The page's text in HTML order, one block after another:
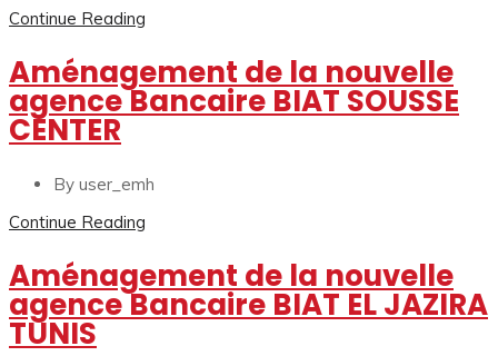
Continue Reading
Aménagement de la nouvelle
agence Bancaire BIAT SOUSSE
CENTER
By user_emh
Continue Reading
Aménagement de la nouvelle
agence Bancaire BIAT EL JAZIRA
TUNIS